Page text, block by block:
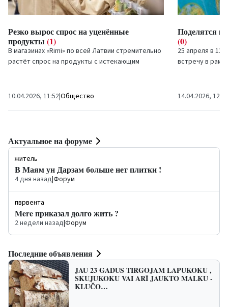
Резко вырос спрос на уценённые
продукты (1)
В магазинах «Rimi» по всей Латвии стремительно
растёт спрос на продукты с истекающим
10.04.2026, 11:52|Общество
Поделятся
(0)
25 апреля в
встречу в
14.04.2026, 12:38
Актуальное на форуме
житель
В Маям ун Дарзам больше нет плитки !
4 дня назад|Форум
пврвента
Mere приказал долго жить ?
2 недели назад|Форум
Последние объявления
JAU 23 GADUS TIRGOJAM LAPUKOKU ,
SKUJUKOKU VAI ARĪ JAUKTO MALKU -
KLUČO…